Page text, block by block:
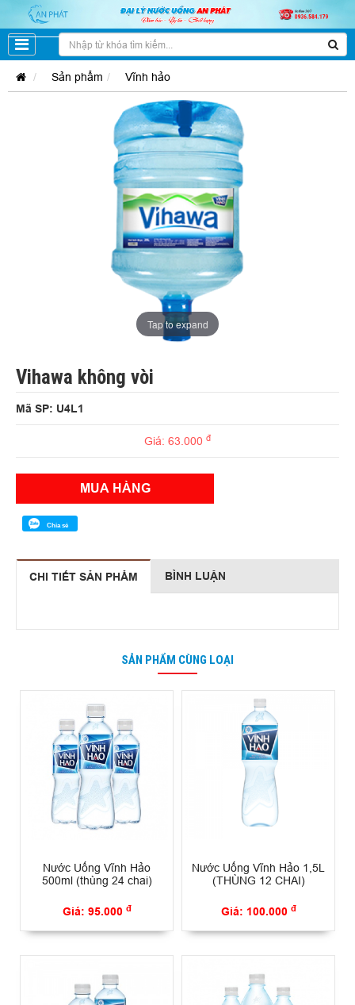
Sản phẩm Vĩnh hảo
Tap to expand
Vihawa không vòi
Mã SP: U4L1
Giá: 63.000 đ
MUA HÀNG
Chia sẻ
CHI TIẾT SẢN PHẨM BÌNH LUẬN
SẢN PHẨM CÙNG LOẠI
Nước Uống Vĩnh Hảo
500ml (thùng 24 chai)
Giá: 95.000 đ
Nước Uống Vĩnh Hảo 1,5L
(THÙNG 12 CHAI)
Giá: 100.000 đ